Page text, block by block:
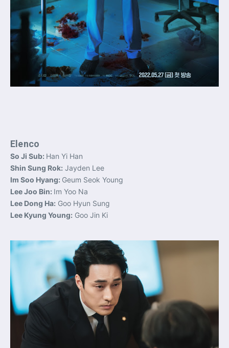
Elenco
So Ji Sub: Han Yi Han
Shin Sung Rok: Jayden Lee
Im Soo Hyang: Geum Seok Young
Lee Joo Bin: Im Yoo Na
Lee Dong Ha: Goo Hyun Sung
Lee Kyung Young: Goo Jin Ki